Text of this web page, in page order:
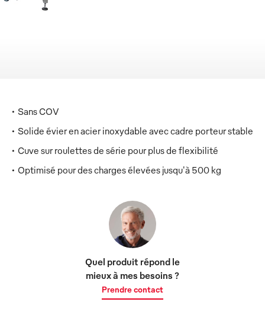
Sans COV
Solide évier en acier inoxydable avec cadre porteur stable
Cuve sur roulettes de série pour plus de flexibilité
Optimisé pour des charges élevées jusqu'à 500 kg
Quel produit répond le
mieux à mes besoins ?
Prendre contact